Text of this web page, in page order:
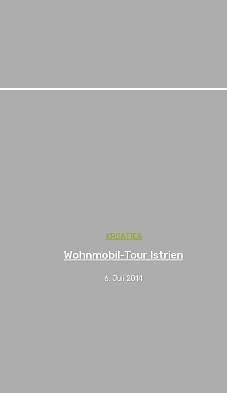
KROATIEN
Wohnmobil-Tour Istrien
6. Juli 2014